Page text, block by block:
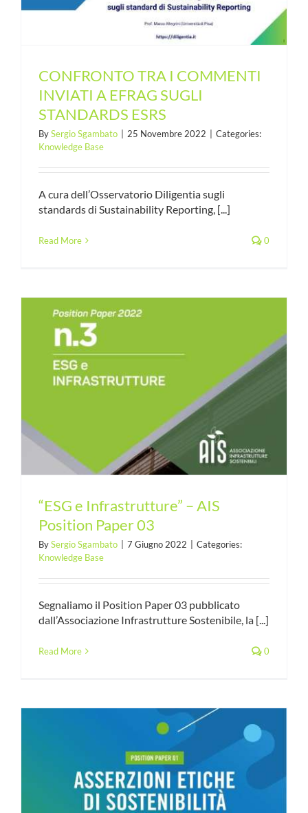
CONFRONTO TRA I COMMENTI
INVIATI A EFRAG SUGLI
STANDARDS ESRS
BySergio Sgambato 25 Novembre 2022
Categories:
Knowledge Base
A cura dell’Osservatorio Diligentia sugli
standards di Sustainability Reporting, [...]
Read More 0
“ESG e Infrastrutture” – AIS
Position Paper 03
BySergio Sgambato 7 Giugno 2022
Categories:
Knowledge Base
Segnaliamo il Position Paper 03 pubblicato
dall’Associazione Infrastrutture Sostenibile, la [...]
Read More 0